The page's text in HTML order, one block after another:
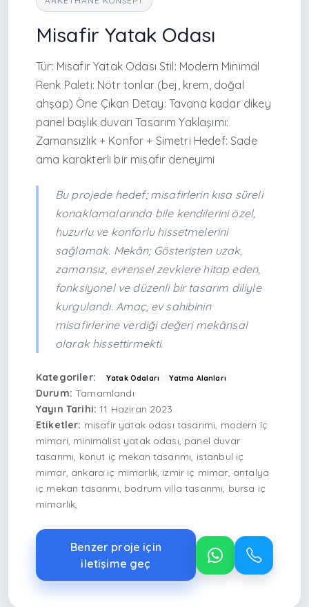
Misafir Yatak Odası
Tür: Misafir Yatak Odası Stil: Modern Minimal
Renk Paleti: Nötr tonlar (bej, krem, doğal
ahşap) Öne Çıkan Detay: Tavana kadar dikey
panel başlık duvarı Tasarım Yaklaşımı:
Zamansızlık + Konfor + Simetri Hedef: Sade
ama karakterli bir misafir deneyimi
Bu projede hedef; misafirlerin kısa süreli
konaklamalarında bile kendilerini özel,
huzurlu ve konforlu hissetmelerini
sağlamak. Mekân; Gösterişten uzak,
zamansız, evrensel zevklere hitap eden,
fonksiyonel ve düzenli bir tasarım diliyle
kurgulandı. Amaç, ev sahibinin
misafirlerine verdiği değeri mekânsal
olarak hissettirmekti.
Kategoriler: Yatak Odaları Yatma Alanları
Durum: Tamamlandı
Yayın Tarihi: 11 Haziran 2023
Etiketler: misafir yatak odası tasarımı, modern iç
mimari, minimalist yatak odası, panel duvar
tasarımı, konut iç mekan tasarımı, istanbul iç
mimar, ankara iç mimarlık, izmir iç mimar, antalya
iç mekan tasarımı, bodrum villa tasarımı, bursa iç
mimarlık,
Benzer proje için
iletişime geç